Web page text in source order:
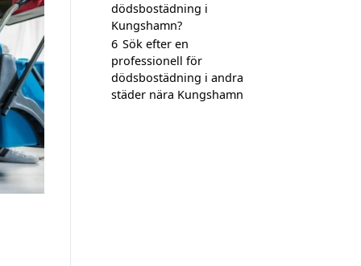
dödsbostädning i
Kungshamn?
6 Sök efter en
professionell för
dödsbostädning i andra
städer nära Kungshamn